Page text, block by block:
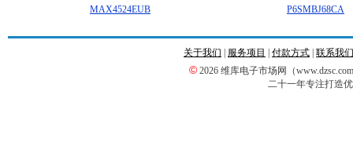
MAX4524EUB
P6SMBJ68CA
关于我们 服务项目 付款方式 联系我们
© 2026 维库电子市场网（
二十一年专注打造